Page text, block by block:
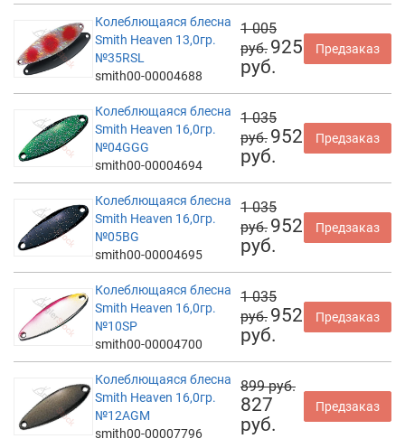
Колеблющаяся блесна
Smith Heaven 13,0гр.
№35RSL
smith00-00004688
1 005
руб. 925
руб.
Предзаказ
Колеблющаяся блесна
Smith Heaven 16,0гр.
№04GGG
smith00-00004694
1 035
руб. 952
руб.
Предзаказ
Колеблющаяся блесна
Smith Heaven 16,0гр.
№05BG
smith00-00004695
1 035
руб. 952
руб.
Предзаказ
Колеблющаяся блесна
Smith Heaven 16,0гр.
№10SP
smith00-00004700
1 035
руб. 952
руб.
Предзаказ
Колеблющаяся блесна
Smith Heaven 16,0гр.
№12AGM
smith00-00007796
899 руб.
827
руб.
Предзаказ